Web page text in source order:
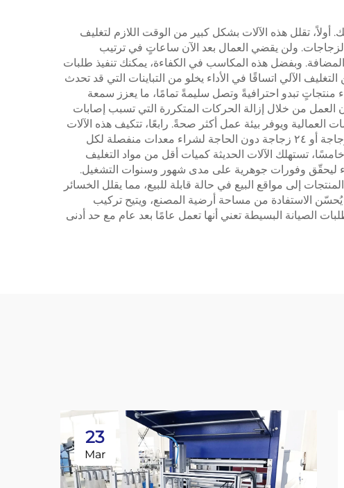
تقلل هذه الآلات بشكل كبير من الوقت اللازم لتغليف
الزجاجات. ولن يقضي العمال بعد الآن ساعاتٍ في ترتيب
وبفضل هذه المكاسب في الكفاءة، يمكنك تنفيذ طلبات
الآلي اتساقًا في الأداء يخلو من التباينات التي قد تحدث
منتجاتٍ تبدو احترافيةً وتصل سليمةً تمامًا، ما يعزز سمعة
العمل من خلال إزالة الحركات المتكررة التي تسبب إصابات
العمالية ويوفر بيئة عمل أكثر صحةً. رابعًا، تتكيف هذه الآلات
بسهولة مع تشكيلات تغليف مختلفة، ما يمكنكم من عرض أحجام تعبئة متنوعة مثل العلب المكوّنة من ٦ زجاجات أو ١٢ زجاجة أو ٢٤ زجاجة دون الحاجة لشراء معدات منفصلة لكل
تستهلك الآلات الحديثة كميات أقل من مواد التغليف
ليحقّق وفورات جوهرية على مدى شهور وسنوات التشغيل.
إلى مواقع البيع في حالة قابلة للبيع، مما يقلل الخسائر
يُحسّن الاستفادة من مساحة أرضية المصنع، ويتيح تركيب
الصيانة البسيطة تعني أنها تعمل عامًا بعد عام مع حد أدنى
23
Mar